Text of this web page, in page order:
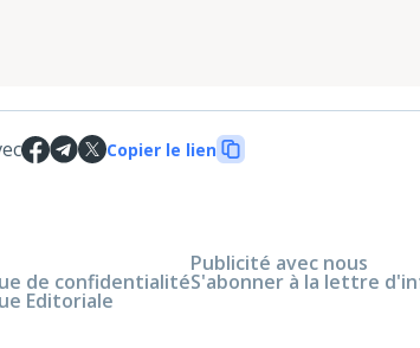
Copier le lien
de confidentialité
Editoriale
Publicité avec nous
S'abonner à la lettre